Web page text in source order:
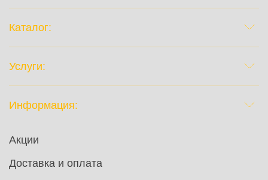
Каталог:
Услуги:
Информация:
Акции
Доставка и оплата